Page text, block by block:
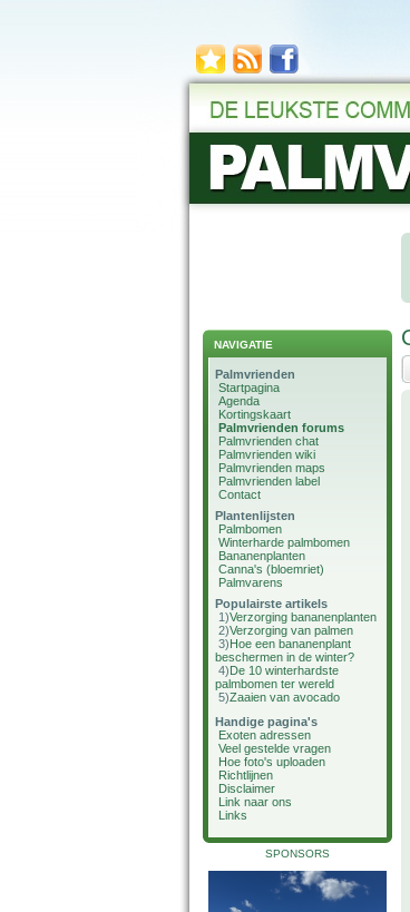
NAVIGATIE
Palmvrienden
Startpagina
Agenda
Kortingskaart
Palmvrienden forums
Palmvrienden chat
Palmvrienden wiki
Palmvrienden maps
Palmvrienden label
Contact
Plantenlijsten
Palmbomen
Winterharde palmbomen
Bananenplanten
Canna's (bloemriet)
Palmvarens
Populairste artikels
1)Verzorging bananenplanten
2)Verzorging van palmen
3)Hoe een bananenplant
beschermen in de winter?
4)De 10 winterhardste
palmbomen ter wereld
5)Zaaien van avocado
Handige pagina's
Exoten adressen
Veel gestelde vragen
Hoe foto's uploaden
Richtlijnen
Disclaimer
Link naar ons
Links
SPONSORS